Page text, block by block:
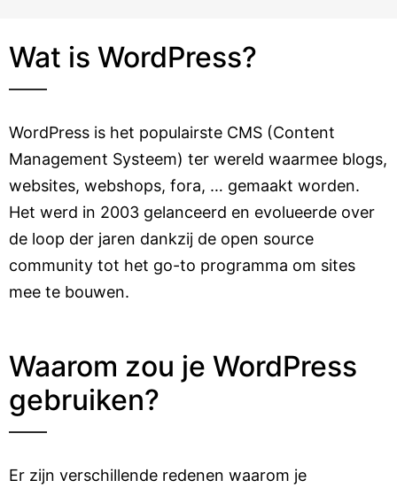
Wat is WordPress?
WordPress is het populairste CMS (Content
Management Systeem) ter wereld waarmee blogs,
websites, webshops, fora, … gemaakt worden.
Het werd in 2003 gelanceerd en evolueerde over
de loop der jaren dankzij de open source
community tot het go-to programma om sites
mee te bouwen.
Waarom zou je WordPress
gebruiken?
Er zijn verschillende redenen waarom je